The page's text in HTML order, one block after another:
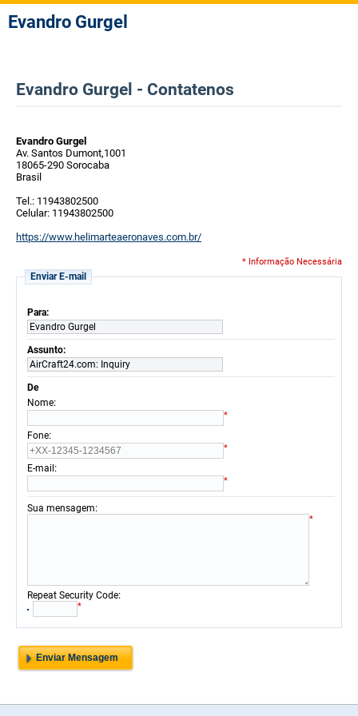
Evandro Gurgel
Evandro Gurgel - Contatenos
Evandro Gurgel
Av. Santos Dumont,1001
18065-290 Sorocaba
Brasil
Tel.: 11943802500
Celular: 11943802500
https://www.helimarteaeronaves.com.br/
* Informação Necessária
Enviar E-mail
Para:
Evandro Gurgel
Assunto:
AirCraft24.com: Inquiry
De
Nome:
*
Fone:
*
E-mail :
*
Sua mensagem:
*
Repeat Security Code:
*